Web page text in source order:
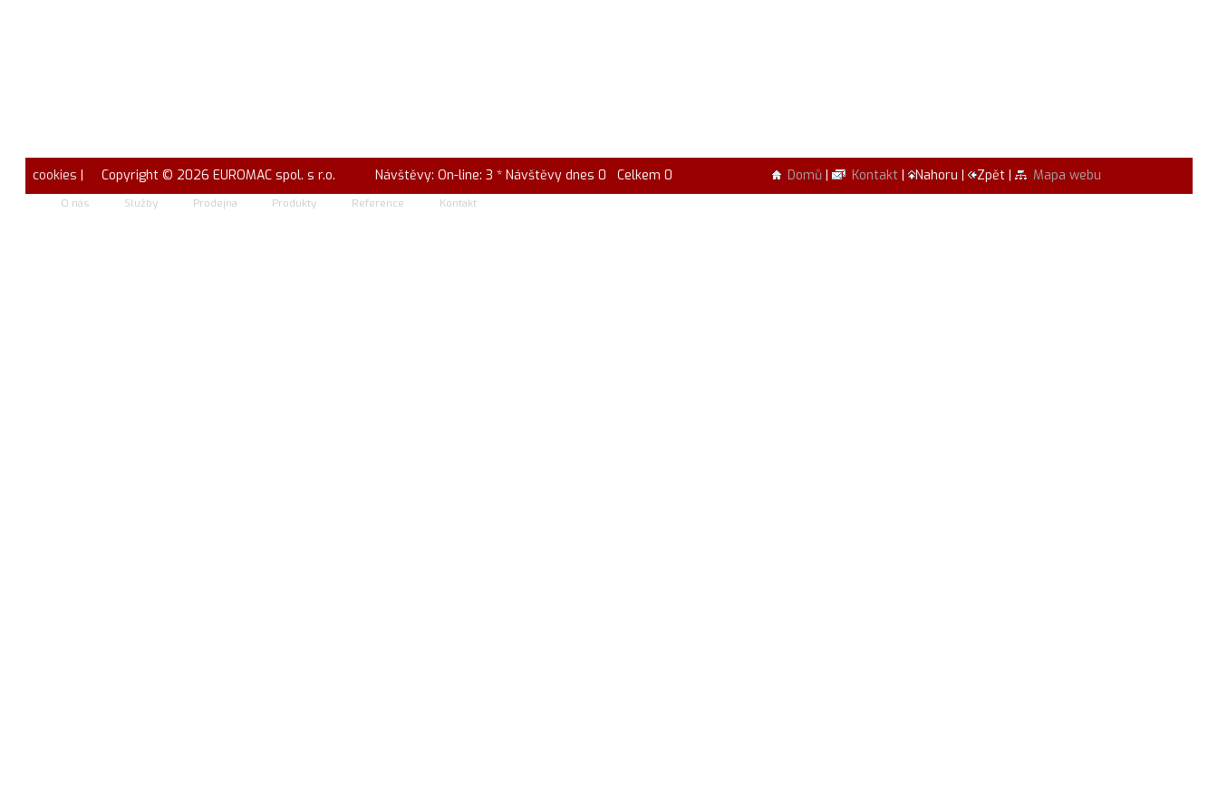
cookies | Copyright © 2026 EUROMAC spol. s r.o. Návštěvy: On-line: 3 * Návštěvy dnes 0 Celkem 0 Mapa webu
Zpět |
Nahoru |
Kontakt |
Domů |
O nás Služby Prodejna Produkty Reference Kontakt